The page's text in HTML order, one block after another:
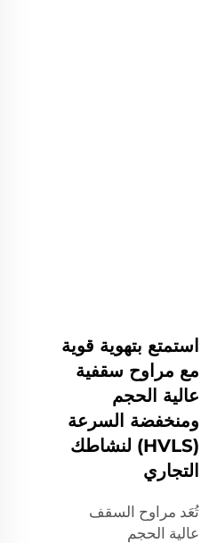
استمتع بتهوية قوية
مع مراوح سقفية
عالية الحجم
ومنخفضة السرعة
(HVLS) لنشاطك
التجاري
تُعَد مراوح السقف
عالية الحجم